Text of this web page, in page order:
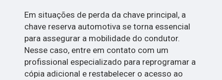
Em situações de perda da chave principal, a
chave reserva automotiva se torna essencial
para assegurar a mobilidade do condutor.
Nesse caso, entre em contato com um
profissional especializado para reprogramar a
cópia adicional e restabelecer o acesso ao